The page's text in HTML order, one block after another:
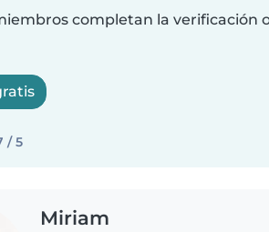
completan la verificación
/ 5
Miriam